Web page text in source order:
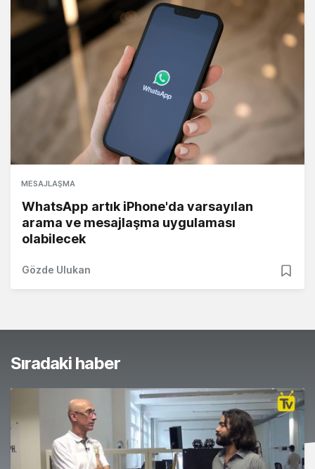
MESAJLAŞMA
WhatsApp artık iPhone'da varsayılan
arama ve mesajlaşma uygulaması
olabilecek
Gözde Ulukan
Sıradaki haber